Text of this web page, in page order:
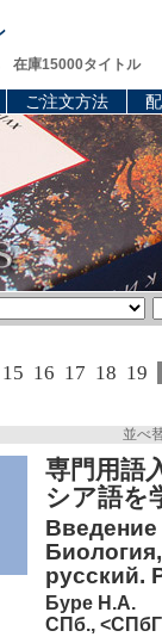
在庫15000タイトル
ご注文方法
15 16 17 18 19
並べ
専門用語
シア語を
русский.
Буре Н.А.
СПб.,